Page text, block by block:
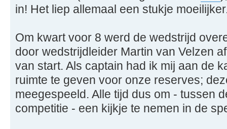
in! Het liep allemaal een stukje
Om kwart voor 8 werd de wedstrijd
door wedstrijdleider Martin van Velzen
van start. Als captain had ik mij aan de
ruimte te geven voor onze reserves;
meegespeeld. Alle tijd dus om - tussen
competitie - een kijkje te nemen in de